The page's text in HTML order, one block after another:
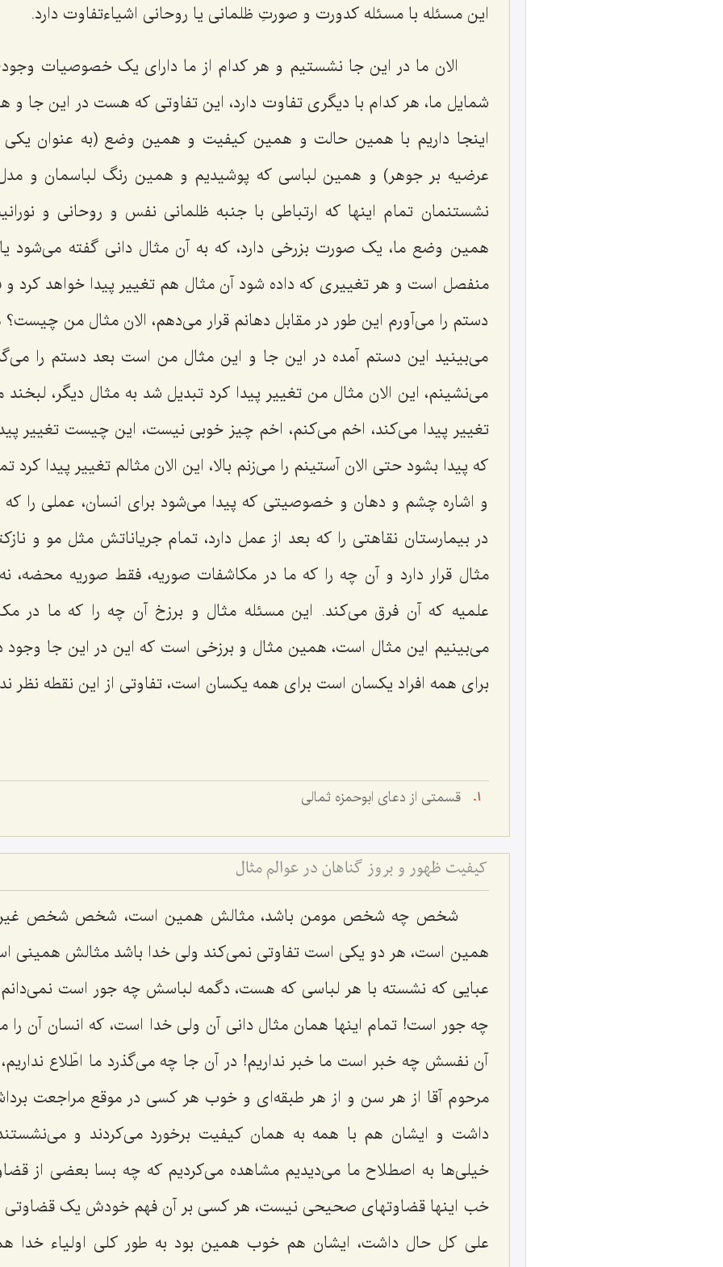
این مسئله با مسئله کدورت و صورتِ ظلمانی یا روحانی اشیاءتفاوت دارد.
الان ما در این جا نشستیم و هر کدام از ما دارای یک خصوصیات
شمایل ما، هر کدام با دیگری تفاوت دارد، این تفاوتی که هست در این جا
اینجا داریم با همین حالت و همین کیفیت و همین وضع (به عنوان یکی
عرضیه بر جوهر) و همین لباسی که پوشیدیم و همین رنگ لباسمان و
نشستنمان تمام اینها که ارتباطی با جنبه ظلمانی نفس و روحانی و
همین وضع ما، یک صورت بزرخی دارد، که به آن مثال دانی گفته می‌شود یا
منفصل است و هر تغییری که داده شود آن مثال هم تغییر پیدا خواهد کرد
دستم را می‌آورم این طور در مقابل دهانم قرار می‌دهم، الان مثال من چیست؟
می‌بینید این دستم آمده در این جا و این مثال من است بعد دستم را
می‌نشینم، این الان مثال من تغییر پیدا کرد تبدیل شد به مثال دیگر، لبخند
تغییر پیدا می‌کند، اخم می‌کنم، اخم چیز خوبی نیست، این چیست تغییر
که پیدا بشود حتی الان آستینم را می‌زنم بالا، این الان مثالم تغییر پیدا
و اشاره چشم و دهان و خصوصیتی که پیدا می‌شود برای انسان، عملی‌ را که
در بیمارستان نقاهتی را که بعد از عمل دارد، تمام جریاناتش مثل مو و
مثال قرار دارد و آن چه را که ما در مکاشفات صوریه، فقط صوریه محضه،
علمیه که آن فرق می‌کند. این مسئله مثال و برزخ آن چه را که ما در
می‌بینیم این مثال است، همین مثال و برزخی است که این در این جا وجود
برای همه افراد یکسان است برای همه یکسان است، تفاوتی از این نقطه نظر
قسمتى از دعاى ابوحمزه ثمالى
كیفیت ظهور و بروز گناهان در عوالم مثال
شخص چه شخص مومن باشد، مثالش همین است، شخص شخص
همین است، هر دو یکی است تفاوتی نمی‌کند ولی خدا باشد مثالش همینی
عبایی که نشسته با هر لباسی که هست، دگمه لباسش چه جور است
چه جور است! تمام اینها همان مثال دانی آن ولی خدا است، که انسان آن را
آن نفسش چه خبر است ما خبر نداریم! در آن جا چه می‌گذرد ما اطّلاع
مرحوم آقا از هر سن و از هر طبقه‌ای و خوب هر کسی در موقع مراجعت
داشت و ایشان هم با همه به همان کیفیت برخورد می‌کردند و
خیلی‌ها به اصطلاح ما می‌دیدیم مشاهده می‌کردیم که چه بسا بعضی از
خب اینها قضاوتهای صحیحی نیست، هر کسی بر آن فهم خودش یک قضاوتی
علی کل حال داشت، ایشان هم خوب همین بود به طور کلی اولیاء خدا